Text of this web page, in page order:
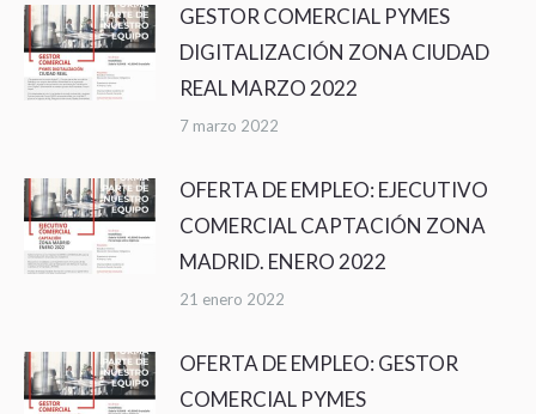
GESTOR COMERCIAL PYMES
DIGITALIZACIÓN ZONA CIUDAD
REAL MARZO 2022
7 marzo 2022
OFERTA DE EMPLEO: EJECUTIVO
COMERCIAL CAPTACIÓN ZONA
MADRID. ENERO 2022
21 enero 2022
OFERTA DE EMPLEO: GESTOR
COMERCIAL PYMES